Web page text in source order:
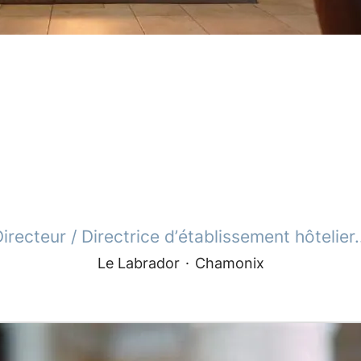
/ Directrice d’établissement
Le Labrador · Chamonix